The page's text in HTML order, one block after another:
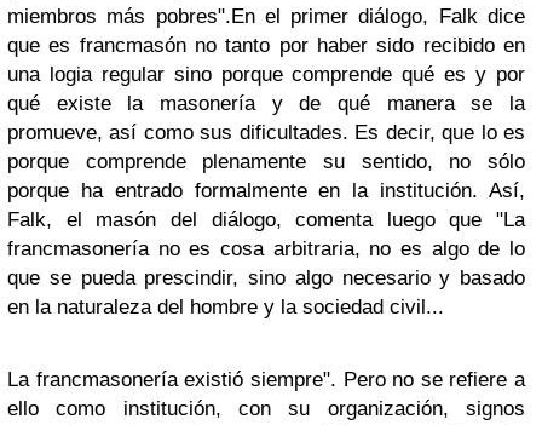
miembros más pobres".En el primer diálogo, Falk dice
que es francmasón no tanto por haber sido recibido en
una logia regular sino porque comprende qué es y por
qué existe la masonería y de qué manera se la
promueve, así como sus dificultades. Es decir, que lo es
porque comprende plenamente su sentido, no sólo
porque ha entrado formalmente en la institución. Así,
Falk, el masón del diálogo, comenta luego que "La
francmasonería no es cosa arbitraria, no es algo de lo
que se pueda prescindir, sino algo necesario y basado
en la naturaleza del hombre y la sociedad civil...
La francmasonería existió siempre". Pero no se refiere a
ello como institución, con su organización, signos